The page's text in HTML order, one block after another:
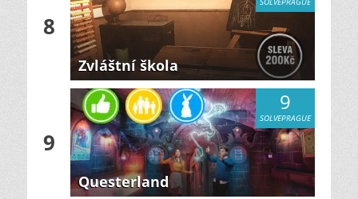
8
Zvláštní škola
9
9
SOLVEPRAGUE
Questerland